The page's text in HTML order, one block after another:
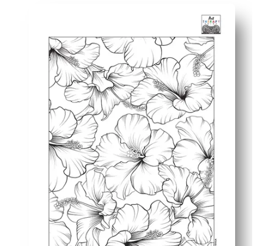
Intrikate blomstermotiver oppmuntrer til ro, forbedrer
Du kan bruke den til raske hjernepauser, tidlig
Du får rene linjer på en enkelt side - passer til